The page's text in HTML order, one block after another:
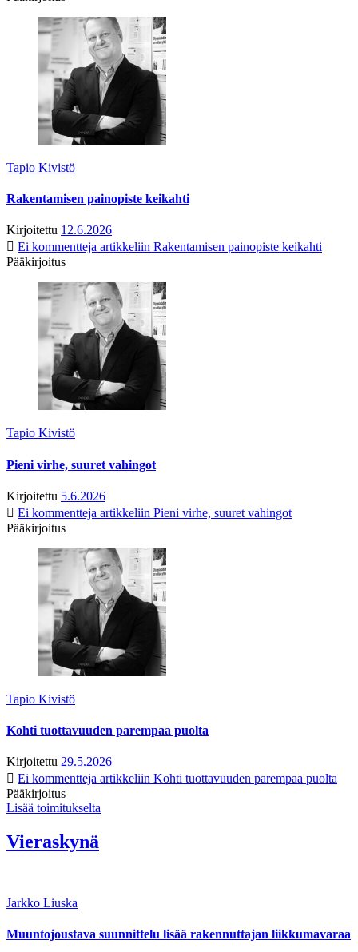
Tapio Kivistö
Rakentamisen painopiste keikahti
Kirjoitettu 12.6.2026
Ei kommentteja artikkeliin Rakentamisen painopiste keikahti
Pääkirjoitus
Tapio Kivistö
Pieni virhe, suuret vahingot
Kirjoitettu 5.6.2026
Ei kommentteja artikkeliin Pieni virhe, suuret vahingot
Pääkirjoitus
Tapio Kivistö
Kohti tuottavuuden parempaa puolta
Kirjoitettu 29.5.2026
Ei kommentteja artikkeliin Kohti tuottavuuden parempaa puolta
Pääkirjoitus
Lisää toimitukselta
Vieraskynä
Jarkko Liuska
Muuntojoustava suunnittelu lisää rakennuttajan liikkumavaraa